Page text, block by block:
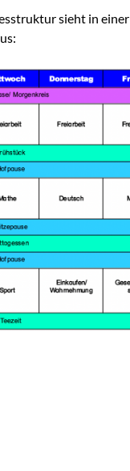
sieht in einer